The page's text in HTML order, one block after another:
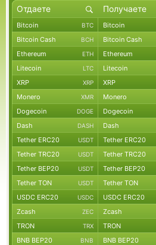
Bitcoin BTC Bitcoin
Bitcoin Cash BCH Bitcoin Cash
Ethereum ETH Ethereum
Litecoin LTC Litecoin
XRP XRP XRP
Monero XMR Monero
Dogecoin DOGE Dogecoin
Dash DASH Dash
Tether ERC20 USDT Tether ERC20
Tether TRC20 USDT Tether TRC20
Tether BEP20 USDT Tether BEP20
Tether TON USDT Tether TON
USDC ERC20 USDC USDC ERC20
Zcash ZEC Zcash
TRON TRX TRON
BNB BEP20 BNB BNB BEP20